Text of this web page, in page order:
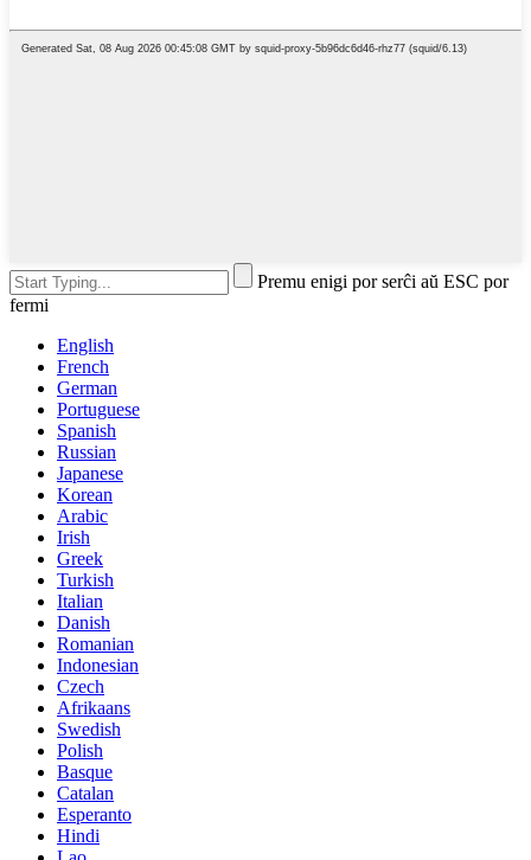
Premu enigi por serĉi aŭ ESC por
fermi
English
French
German
Portuguese
Spanish
Russian
Japanese
Korean
Arabic
Irish
Greek
Turkish
Italian
Danish
Romanian
Indonesian
Czech
Afrikaans
Swedish
Polish
Basque
Catalan
Esperanto
Hindi